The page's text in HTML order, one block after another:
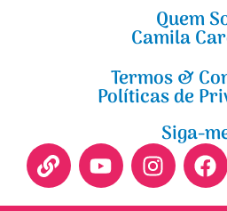
Quem
Camila
Termos &
Políticas de
Siga-